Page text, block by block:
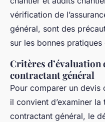
vérification de
général, sont des
sur les bonnes
Critères d’évaluation
contractant général
Pour comparer un devis
il convient d’examiner
contractant général, le